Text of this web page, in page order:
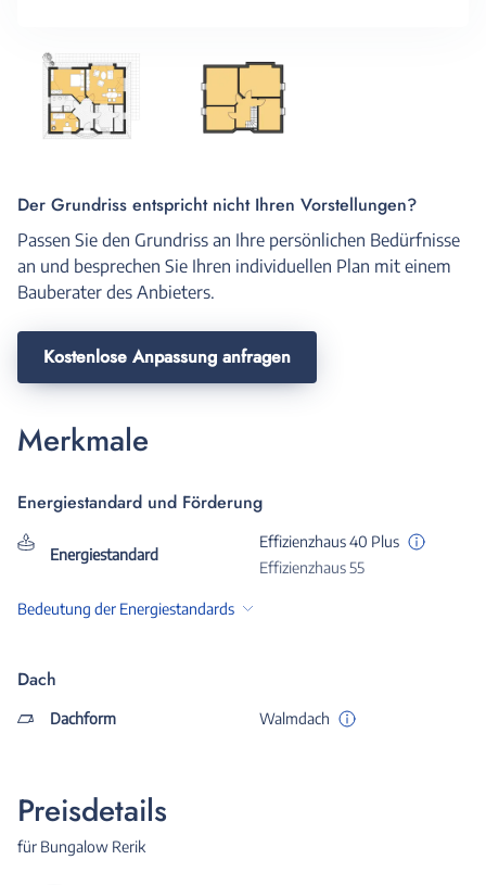
Der Grundriss entspricht nicht Ihren Vorstellungen?
Passen Sie den Grundriss an Ihre persönlichen Bedürfnisse
an und besprechen Sie Ihren individuellen Plan mit einem
Bauberater des Anbieters.
Kostenlose Anpassung anfragen
Merkmale
Energiestandard und Förderung
Energiestandard
Effizienzhaus 40 Plus
Effizienzhaus 55
Bedeutung der Energiestandards
Dach
Dachform Walmdach
Preisdetails
für Bungalow Rerik